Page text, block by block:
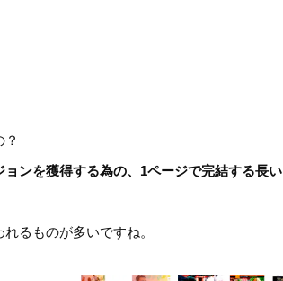
ョンを獲得する為の、1ページで完結する長い
るものが多いですね。